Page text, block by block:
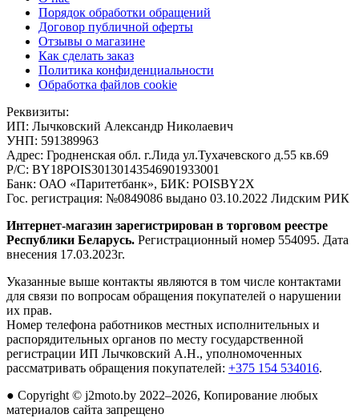
Порядок обработки обращений
Договор публичной оферты
Отзывы о магазине
Как сделать заказ
Политика конфиденциальности
Обработка файлов cookie
Реквизиты:
ИП: Лычковский Александр Николаевич
УНП: 591389963
Адрес: Гродненская обл. г.Лида ул.Тухачевского д.55 кв.69
Р/С: BY18POIS30130143546901933001
Банк: ОАО «Паритетбанк», БИК: POISBY2X
Гос. регистрация: №0849086 выдано 03.10.2022 Лидским РИК
Интернет-магазин зарегистрирован в торговом реестре
Республики Беларусь. Регистрационный номер 554095. Дата
внесения 17.03.2023г.
Указанные выше контакты являются в том числе контактами
для связи по вопросам обращения покупателей о нарушении
их прав.
Номер телефона работников местных исполнительных и
распорядительных органов по месту государственной
регистрации ИП Лычковский А.Н., уполномоченных
рассматривать обращения покупателей: +375 154 534016.
● Copyright © j2moto.by 2022–2026, Копирование любых
материалов сайта запрещено